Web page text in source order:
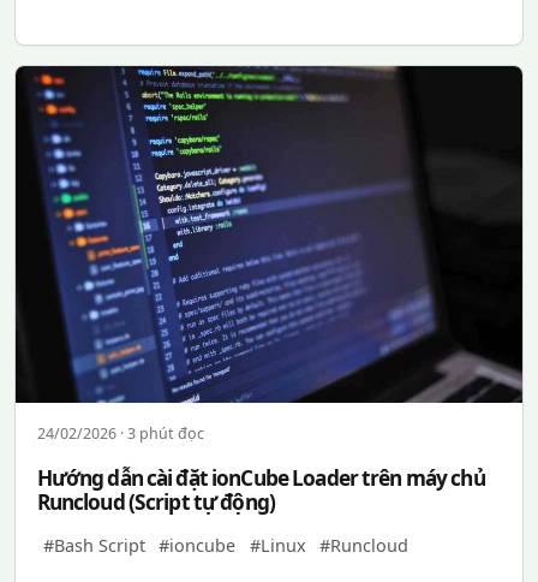
24/02/2026 · 3 phút đọc
Hướng dẫn cài đặt ionCube Loader trên máy chủ
Runcloud (Script tự động)
#Bash Script #ioncube #Linux #Runcloud